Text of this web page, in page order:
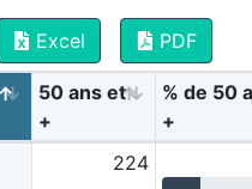
Excel PDF
50 ans et
+
% de 50
+
224